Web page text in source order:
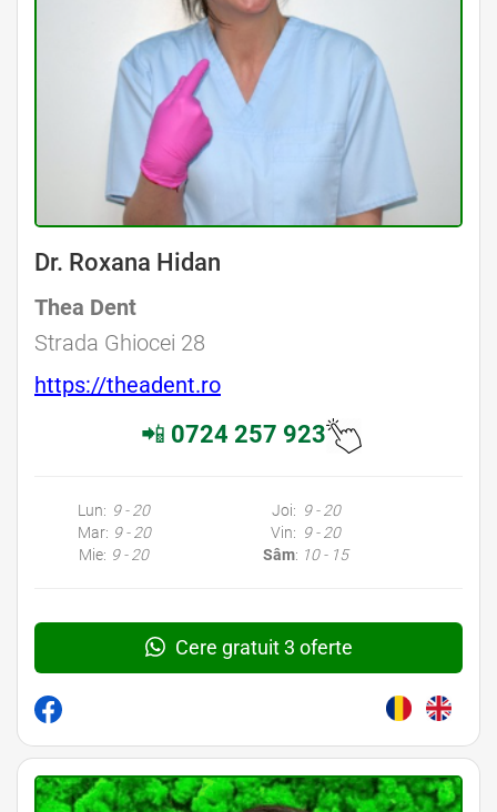
Dr. Roxana Hidan
Thea Dent
Strada Ghiocei 28
https://theadent.ro
📲 0724 257 923
Lun: 9 - 20
Mar: 9 - 20
Mie: 9 - 20
Joi: 9 - 20
Vin: 9 - 20
Sâm: 10 - 15
Cere gratuit 3 oferte